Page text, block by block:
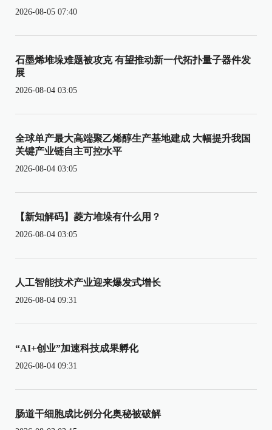
2026-08-05 07:40
石墨烯堆垛难题被攻克 有望推动新一代拓扑量子器件发
展
2026-08-04 03:05
全球单产最大高端聚乙烯醇生产基地建成 大幅提升我国
关键产业链自主可控水平
2026-08-04 03:05
【新知解码】菱方堆垛有什么用？
2026-08-04 03:05
人工智能技术产业迎来爆发式增长
2026-08-04 09:31
“AI+创业”加速科技成果孵化
2026-08-04 09:31
肠道干细胞成比例分化奥秘被破解